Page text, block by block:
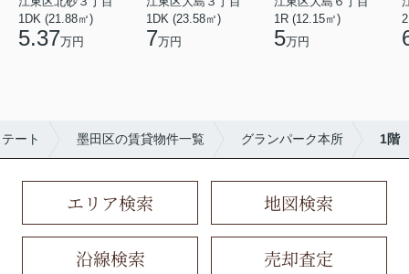
1DK (21.88㎡)
5.37万円
1DK (23.58㎡)
7万円
1R (12.15㎡)
5万円
ート 墨田区の賃貸物件一覧 グランパーク本所 1階
エリア検索 地図検索
沿線検索 売却査定